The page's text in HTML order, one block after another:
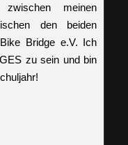
meinen
den beiden
Bridge e.V. Ich
zu sein und bin